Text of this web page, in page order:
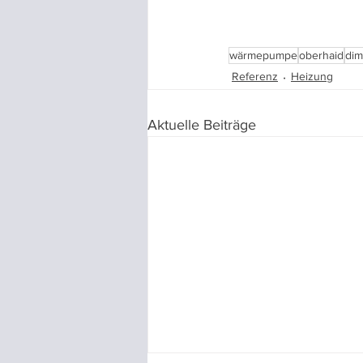
wärmepumpeoberhaid
Referenz
Heizung
Aktuelle Beiträge